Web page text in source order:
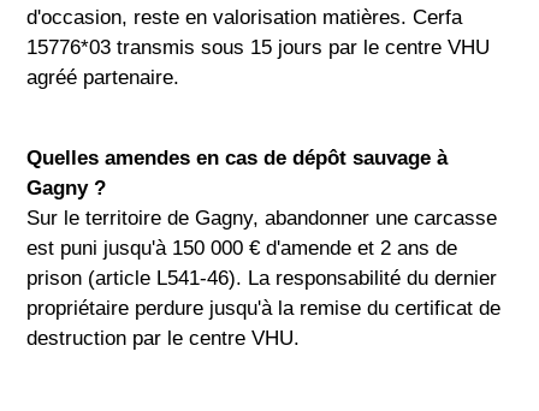
d'occasion, reste en valorisation matières. Cerfa
15776*03 transmis sous 15 jours par le centre VHU
agréé partenaire.
Quelles amendes en cas de dépôt sauvage à
Gagny ?
Sur le territoire de Gagny, abandonner une carcasse
est puni jusqu'à 150 000 € d'amende et 2 ans de
prison (article L541-46). La responsabilité du dernier
propriétaire perdure jusqu'à la remise du certificat de
destruction par le centre VHU.